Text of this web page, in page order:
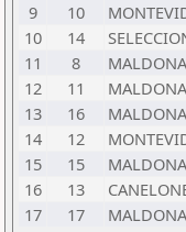
9
10
10
14
11
8
12
11
13
16
14
12
15
15
16
13
17
17